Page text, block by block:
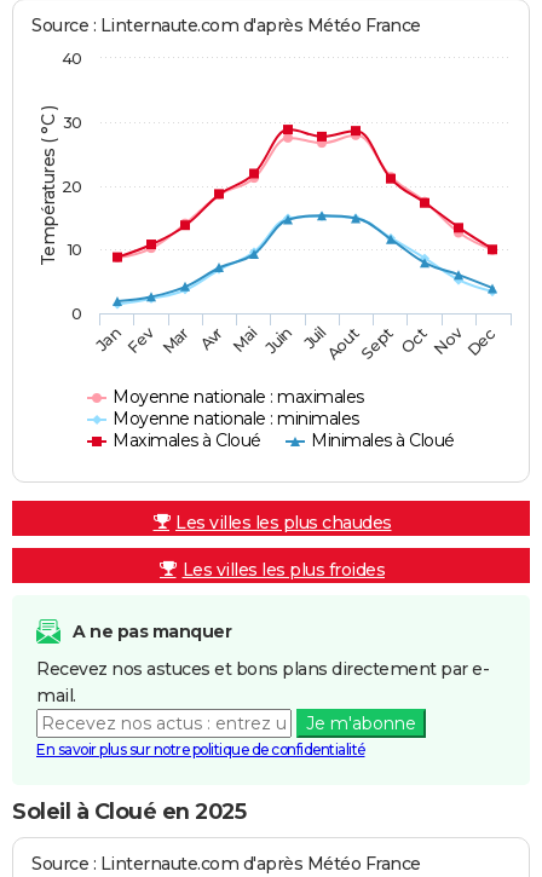
Températures ( °C )
Source : Linternaute.com d'après Météo France
Moyenne nationale : maximales
Moyenne nationale : minimales
Maximales à Cloué
Minimales à Cloué
JanFev Mar Avr Mai Juin JuilAoutSept OctNovDec
0
10
20
30
40
Les villes les plus chaudes
Les villes les plus froides
A ne pas manquer
Recevez nos astuces et bons plans directement par e-
mail.
Je m'abonne
En savoir plus sur notre politique de confidentialité
Soleil à Cloué en 2025
Source : Linternaute.com d'après Météo France